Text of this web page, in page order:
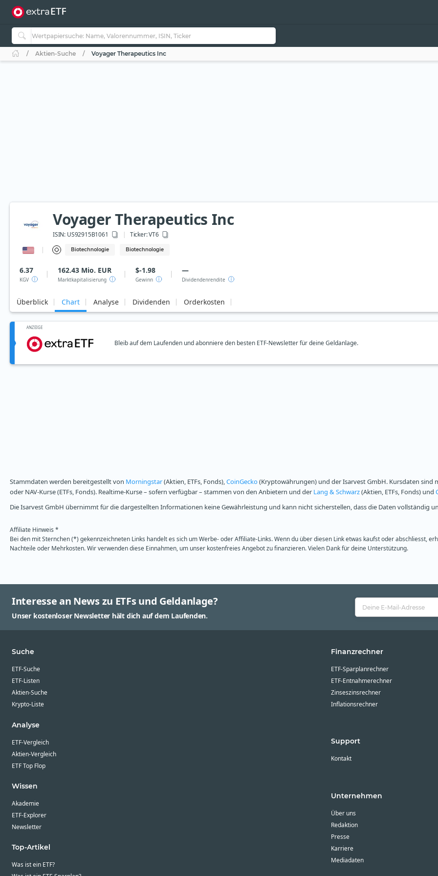
Aktien-Suche Voyager Therapeutics Inc
Voyager Therapeutics Inc
ISIN: US92915B1061 Ticker:VT6
Biotechnologie Biotechnologie
6.37
KGV
162.43 Mio. EUR
Marktkapitalisierung
$-1.98
Gewinn
—
Dividendenrendite
Überblick Chart Analyse Dividenden Orderkosten
ANZEIGE
Bleib auf dem Laufenden und abonniere den besten ETF-Newsletter für deine Geldanlage.
Stammdaten werden bereitgestellt von Morningstar(Aktien, ETFs, Fonds),CoinGecko(Kryptowährungen) und der Isarvest GmbH. Kursdaten sind
oder NAV-Kurse (ETFs, Fonds). Realtime-Kurse – sofern verfügbar – stammen von den Anbietern und der Lang & Schwarz(Aktien, ETFs, Fonds) und
Die Isarvest GmbH übernimmt für die dargestellten Informationen keine Gewährleistung und kann nicht sicherstellen, dass die Daten vollständig
Affiliate Hinweis *
Bei den mit Sternchen (*) gekennzeichneten Links handelt es sich um Werbe- oder Affiliate-Links. Wenn du über diesen Link etwas kaufst oder abschliesst,
Nachteile oder Mehrkosten. Wir verwenden diese Einnahmen, um unser kostenfreies Angebot zu finanzieren. Vielen Dank für deine Unterstützung.
Interesse an News zu ETFs und Geldanlage?
Unser kostenloser Newsletter hält dich auf dem Laufenden.
Suche
ETF-Suche
ETF-Listen
Aktien-Suche
Krypto-Liste
Analyse
ETF-Vergleich
Aktien-Vergleich
ETF Top Flop
Wissen
Akademie
ETF-Explorer
Newsletter
Top-Artikel
Was ist ein ETF?
Finanzrechner
ETF-Sparplanrechner
ETF-Entnahmerechner
Zinseszinsrechner
Inflationsrechner
Support
Kontakt
Unternehmen
Über uns
Redaktion
Presse
Karriere
Mediadaten